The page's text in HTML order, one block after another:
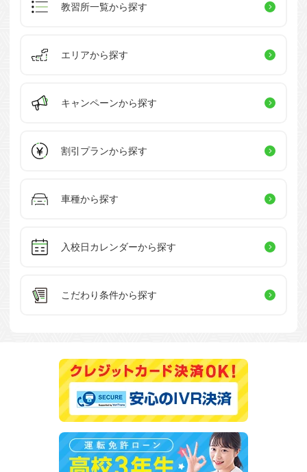
教習所一覧から探す
エリアから探す
キャンペーンから探す
割引プランから探す
車種から探す
入校日カレンダーから探す
こだわり条件から探す